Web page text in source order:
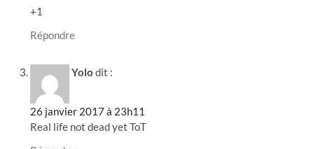
+1
Répondre
Yolo dit :
26 janvier 2017 à 23h11
Real life not dead yet ToT